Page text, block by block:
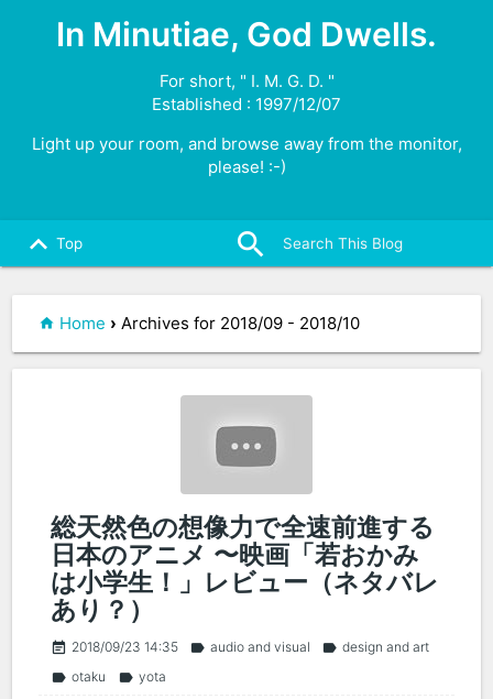
In Minutiae, God Dwells.
For short, " I. M. G. D. "
Established : 1997/12/07
Light up your room, and browse away from the monitor,
please! :-)
keyboard_arrow_up Top search
Home › Archives for 2018/09 - 2018/10
総天然色の想像力で全速前進する
日本のアニメ 〜映画「若おかみ
は小学生！」レビュー（ネタバレ
あり？）
event_note 2018/09/23 14:35 label audio and visual label design and art
label otaku label yota